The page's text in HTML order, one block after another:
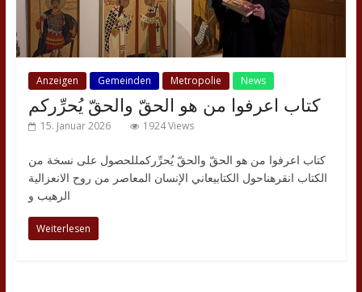
Anzeigen Gemeinden Metropolie News
كتاب اعرفوا من هو الحقّ والحقّ يُحرِّركم
15. Januar 2026 1924 Views
كتاب اعرفوا من هو الحقّ والحقّ يُحرِّركمللحصول على نسخة من
الكتاب انقرهناحول الكتابيعاني الإنسان المعاصر من روح الانعزالية
الرهيب و
Weiterlesen